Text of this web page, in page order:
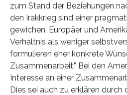
zum Stand der Beziehungen
den Irakkrieg sind einer
gewichen. Europäer und
Verhältnis als weniger
formulieren eher konkrete
Zusammenarbeit.” Bei den
Interesse an einer
Dies sei auch zu erklären durch